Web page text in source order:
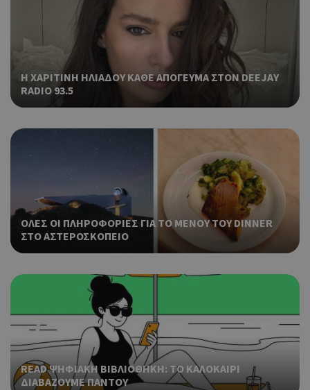
Η ΧΑΡΙΤΙΝΗ ΗΛΙΑΔΟΥ ΚΑΘΕ ΑΠΟΓΕΥΜΑ ΣΤΟΝ DEEJAY
RADIO 93.5
ΟΛΕΣ ΟΙ ΠΛΗΡΟΦΟΡΙΕΣ ΓΙΑ ΤΟ ΜΕΝΟΥ ΤΟΥ DINNER
ΣΤΟ ΑΣΤΕΡΟΣΚΟΠΕΙΟ
READ ΨΗΦΙΑΚΗ ΒΙΒΛΙΟΘΗΚΗ: ΤΟ ΚΑΛΟΚΑΙΡΙ
ΔΙΑΒΑΖΟΥΜΕ ΠΑΝΤΟΥ